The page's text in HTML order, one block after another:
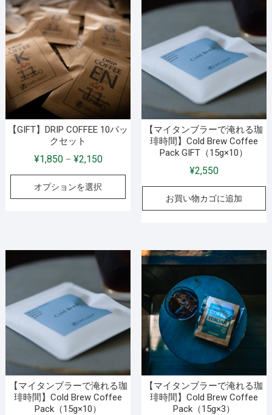
【GIFT】DRIP COFFEE 10パッ
クセット
¥1,850 – ¥2,150価
格
帯:
¥1,850
オプションを選択
こ
は
の
バ
リ
エ
シ
ョ
【マイタンブラーで淹れる珈
琲時間】Cold Brew Coffee
Pack GIFT（15g×10）
¥2,550
お買い物カゴに追加
【マイタンブラーで淹れる珈
琲時間】Cold Brew Coffee
Pack（15g×10）
【マイタンブラーで淹れる珈
琲時間】Cold Brew Coffee
Pack（15g×3）